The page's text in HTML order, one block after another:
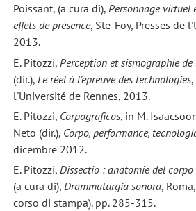
Poissant, (a cura di), Personnage virtuel
effets de présence, Ste-Foy, Presses de
2013.
E. Pitozzi, Perception et sismographie de
(dir.), Le réel à l’épreuve des technologies,
l'Université de Rennes, 2013.
E. Pitozzi, Corpograficos, in M.
Neto (dir.), Corpo, performance,
dicembre 2012.
E. Pitozzi, Dissectio : anatomie del corpo
(a cura di), Drammaturgia sonora,
corso di stampa). pp. 285-315.